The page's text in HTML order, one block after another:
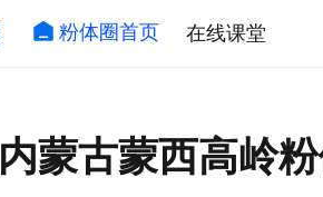
粉体圈首页 在线课堂
内蒙古蒙西高岭